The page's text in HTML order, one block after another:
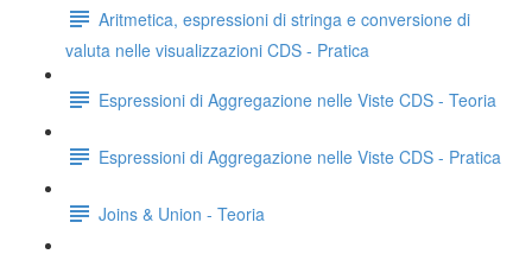
Aritmetica, espressioni di stringa e conversione di
valuta nelle visualizzazioni CDS - Pratica
Espressioni di Aggregazione nelle Viste CDS - Teoria
Espressioni di Aggregazione nelle Viste CDS - Pratica
Joins & Union - Teoria